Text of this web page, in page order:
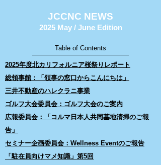
JCCNC NEWS
2025 May / June Edition
Table of Contents
2025年度北カリフォルニア桜祭りレポート
総領事館：「領事の窓口からこんにちは」
三井不動産のハレクラニ事業
ゴルフ大会委員会：ゴルフ大会のご案内
広報委員会：「コルマ日本人共同墓地清掃のご報
告」
セミナー企画委員会：Wellness Eventのご報告
「駐在員向けマメ知識」第5回​